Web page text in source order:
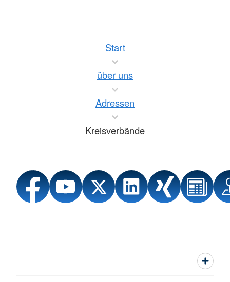
Start
über uns
Adressen
Kreisverbände